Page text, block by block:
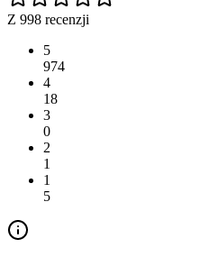
Z 998 recenzji
5
974
4
18
3
0
2
1
1
5